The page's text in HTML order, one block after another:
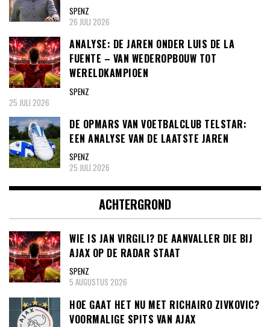
SPENZ
26 JULI 2026
ANALYSE: DE JAREN ONDER LUIS DE LA
FUENTE – VAN WEDEROPBOUW TOT
WERELDKAMPIOEN
SPENZ
25 JULI 2026
DE OPMARS VAN VOETBALCLUB TELSTAR:
EEN ANALYSE VAN DE LAATSTE JAREN
SPENZ
25 JULI 2026
ACHTERGROND
WIE IS JAN VIRGILI? DE AANVALLER DIE BIJ
AJAX OP DE RADAR STAAT
SPENZ
5 AUGUSTUS 2026
HOE GAAT HET NU MET RICHAIRO ZIVKOVIC?
VOORMALIGE SPITS VAN AJAX